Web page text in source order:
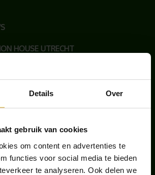
Details Over
gebruik van cookies
om content en advertenties te
functies voor social media te bieden
te analyseren. Ook delen we
HOUSE UTRECHT
VAN DE MAAND JUNI: DE
TEAM GROEIT VERDER
2026